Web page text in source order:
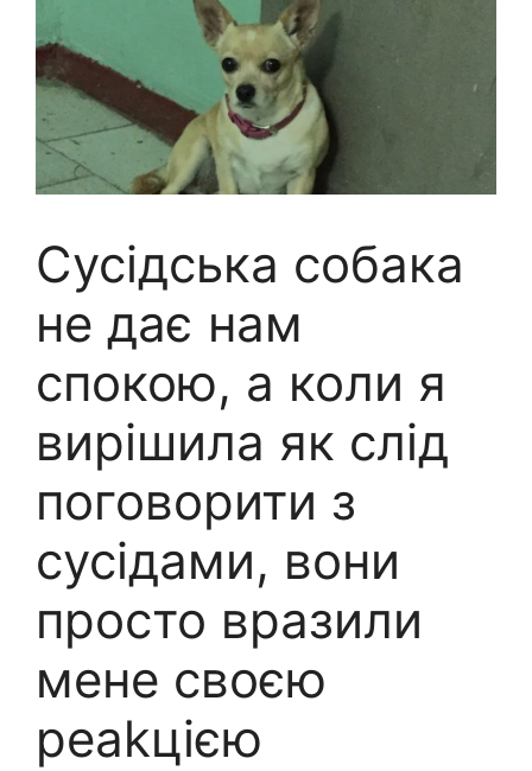
Сусідська собака
не дає нам
спокою, а коли я
вирішила як слід
поговорити з
сусідами, вони
просто вразили
мене своєю
реаkцією